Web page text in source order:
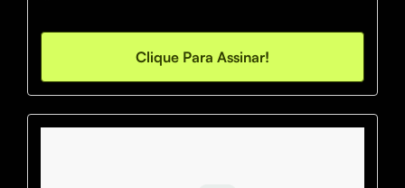
super oportunidades para você utilizar suas milhas
Clique Para Assinar!